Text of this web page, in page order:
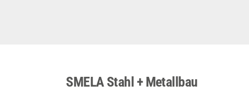
SMELA Stahl + Metallbau